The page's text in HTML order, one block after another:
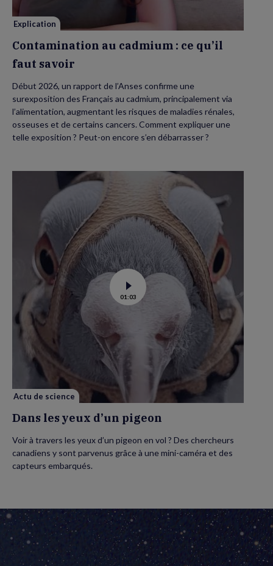
Explication
Contamination au cadmium : ce qu’il
faut savoir
Début 2026, un rapport de l’Anses confirme une
surexposition des Français au cadmium, principalement via
l’alimentation, augmentant les risques de maladies rénales,
osseuses et de certains cancers. Comment expliquer une
telle exposition ? Peut-on encore s’en débarrasser ?
Voir
la
vidéo
01:03
Actu de science
Dans les yeux d’un pigeon
Voir à travers les yeux d’un pigeon en vol ? Des chercheurs
canadiens y sont parvenus grâce à une mini-caméra et des
capteurs embarqués.